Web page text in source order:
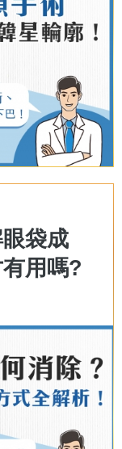
袋成
用嗎?